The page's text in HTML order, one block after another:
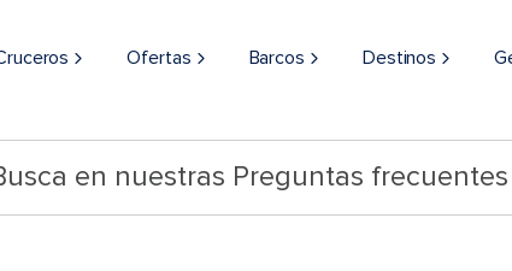
Ofertas Barcos Destinos
en nuestras Preguntas frecuentes